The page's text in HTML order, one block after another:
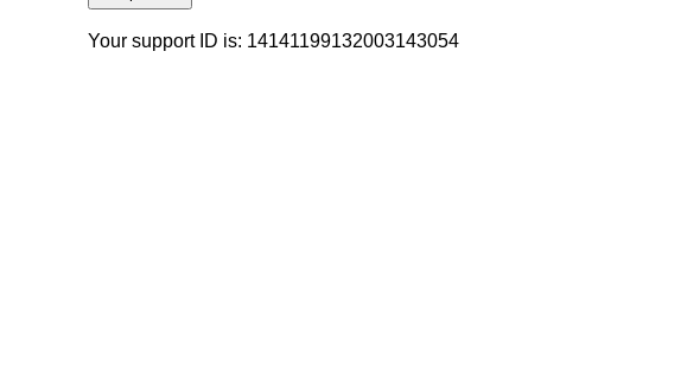
Your support ID is: 14141199132003143054